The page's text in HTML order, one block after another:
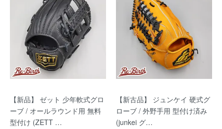
【新品】 ゼット 少年軟式グロ
ーブ / オールラウンド用 無料
型付け (ZETT …
【新古品】 ジュンケイ 硬式グ
ローブ / 外野手用 型付け済み
(junkei グ…